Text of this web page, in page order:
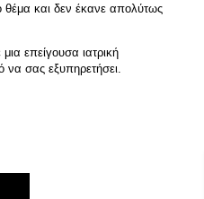
θέμα και δεν έκανε απολύτως
επείγουσα ιατρική
να σας εξυπηρετήσει.